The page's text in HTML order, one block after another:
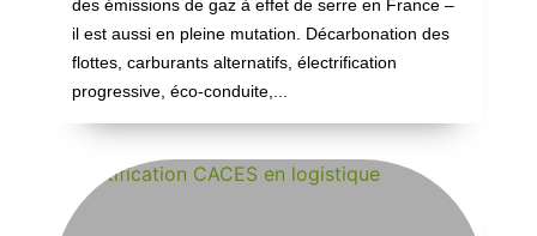
des émissions de gaz à effet de serre en France –
il est aussi en pleine mutation. Décarbonation des
flottes, carburants alternatifs, électrification
progressive, éco-conduite,...